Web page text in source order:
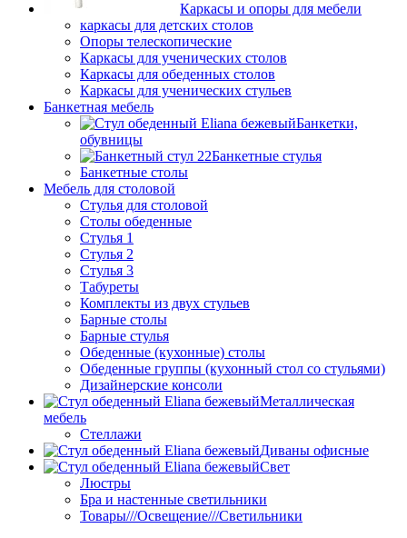
Каркасы и опоры для мебели
каркасы для детских столов
Опоры телескопические
Каркасы для ученических столов
Каркасы для обеденных столов
Каркасы для ученических стульев
Банкетная мебель
Банкетки,
обувницы
Банкетные стулья
Банкетные столы
Мебель для столовой
Стулья для столовой
Столы обеденные
Стулья 1
Стулья 2
Стулья 3
Табуреты
Комплекты из двух стульев
Барные столы
Барные стулья
Обеденные (кухонные) столы
Обеденные группы (кухонный стол со стульями)
Дизайнерские консоли
Металлическая
мебель
Стеллажи
Диваны офисные
Свет
Люстры
Бра и настенные светильники
Товары///Освещение///Светильники